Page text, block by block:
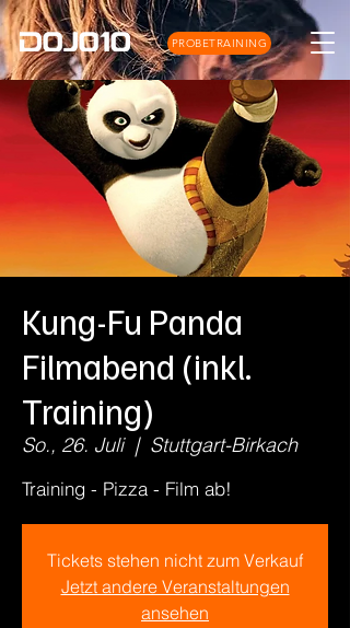
PROBETRAINING
Kung-Fu Panda
Filmabend (inkl.
Training)
So., 26. Juli
  |
Stuttgart-Birkach
Training - Pizza - Film ab!
Tickets stehen nicht zum Verkauf
Jetzt andere Veranstaltungen
ansehen